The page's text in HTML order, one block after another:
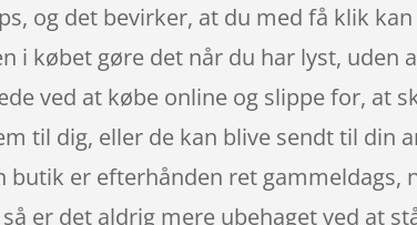
og det bevirker, at du med få klik
i købet gøre det når du har lyst,
ved at købe online og slippe for, at
til dig, eller de kan blive sendt til din
butik er efterhånden ret
er det aldrig mere ubehaget ved at